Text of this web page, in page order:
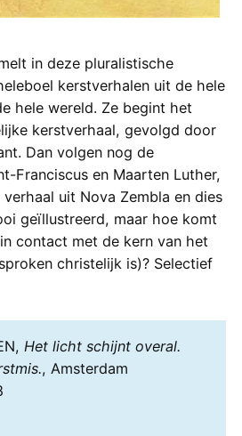
in deze pluralistische
kerstverhalen uit de hele
hele wereld. Ze begint het
kerstverhaal, gevolgd door
Dan volgen nog de
Franciscus en Maarten Luther,
uit Nova Zembla en dies
geïllustreerd, maar hoe komt
contact met de kern van het
christelijk is)? Selectief
Het licht schijnt overal.
, Amsterdam